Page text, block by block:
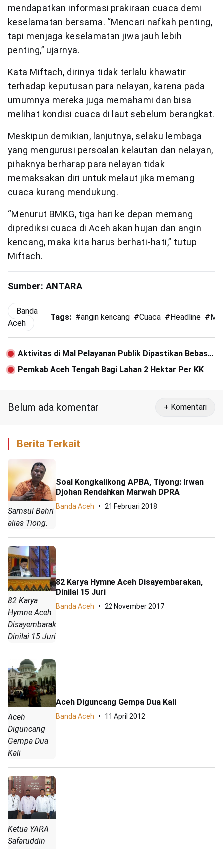
mendapatkan informasi prakiraan cuaca demi
keselamatan bersama. “Mencari nafkah penting,
tapi menjaga keselamatan jiwa jauh lebih
penting,” ujarnya.
Kata Miftach, dirinya tidak terlalu khawatir
terhadap keputusan para nelayan, karena pada
umumnya mereka juga memahami dan bisa
melihat kondisi cuaca di laut sebelum berangkat.
Meskipun demikian, lanjutnya, selaku lembaga
yang mengurusi persoalan kelautan dan nelayan,
pihaknya berharap para nelayan tidak
memaksakan diri untuk melaut jika memang
cuaca kurang mendukung.
“Menurut BMKG, tiga hari ke depan memang
diprediksi cuaca di Aceh akan hujan dan angin
kencang, maka kita harus berhati-hati,” tutup
Miftach.
Sumber: ANTARA
Banda
Aceh
Tags: #angin kencang #Cuaca #Headline #
Aktivitas di Mal Pelayanan Publik Dipastikan Bebas
Covid-19
Pemkab Aceh Tengah Bagi Lahan 2 Hektar Per KK
Belum ada komentar + Komentari
Berita Terkait
Samsul Bahri
alias Tiong.
Soal Kongkalikong APBA, Tiyong: Irwan
Djohan Rendahkan Marwah DPRA
Banda Aceh 21 Februari 2018
82 Karya
Hymne Aceh
Disayembarakan,
Dinilai 15 Juri
82 Karya Hymne Aceh Disayembarakan,
Dinilai 15 Juri
Banda Aceh 22 November 2017
Aceh
Diguncang
Gempa Dua
Kali
Aceh Diguncang Gempa Dua Kali
Banda Aceh 11 April 2012
Ketua YARA
Safaruddin